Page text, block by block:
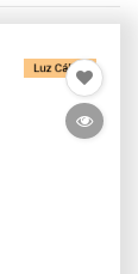
SKU,